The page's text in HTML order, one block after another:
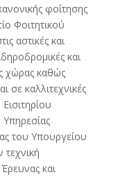
φοίτησης
Φοιτητικού
αστικές και
και
χώρας καθώς
σε καλλιτεχνικές
του Υπουργείου
τεχνική
και